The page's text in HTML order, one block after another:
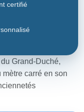
certifié
Grand-Duché,
carré en son